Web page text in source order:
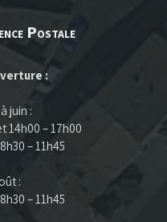
Postale
:
juin :
14h00 – 17h00
– 11h45
:
– 11h45